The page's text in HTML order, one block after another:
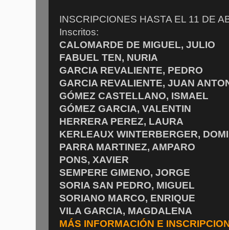
INSCRIPCIONES HASTA EL 11 DE
Inscritos:
CALOMARDE DE MIGUEL, JULIO
FABUEL TEN, NURIA
GARCIA REVALIENTE, PEDRO
GARCIA REVALIENTE, JUAN
GÓMEZ CASTELLANO, ISMAEL
GÓMEZ GARCIA, VALENTIN
HERRERA PEREZ, LAURA
KERLEAUX WINTERBERGER,
PARRA MARTINEZ, AMPARO
PONS, XAVIER
SEMPERE GIMENO, JORGE
SORIA SAN PEDRO, MIGUEL
SORIANO MARCO, ENRIQUE
VILA GARCIA, MAGDALENA
MÁS INFORMACIÓN E